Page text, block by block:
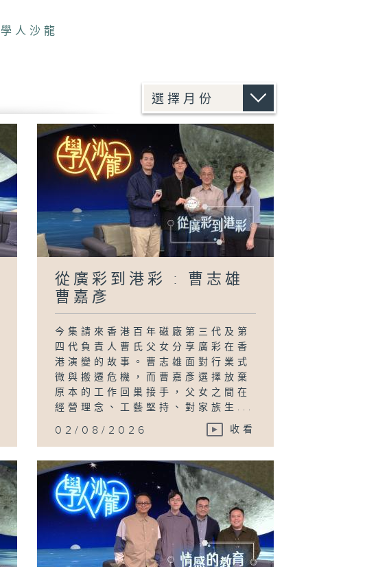
學人沙龍
從廣彩到港彩 : 曹志雄
曹嘉彥
今集請來香港百年磁廠第三代及第
四代負責人曹氏父女分享廣彩在香
港演變的故事。曹志雄面對行業式
微與搬遷危機，而曹嘉彥選擇放棄
原本的工作回巢接手，父女之間在
經營理念、工藝堅持、對家族生...
02/08/2026 收看